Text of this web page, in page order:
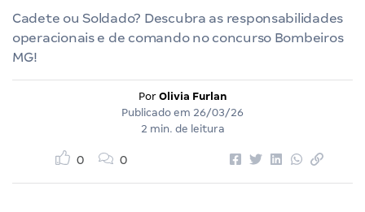
Cadete ou Soldado? Descubra as responsabilidades
operacionais e de comando no concurso Bombeiros
MG!
Por Olivia Furlan
Publicado em 26/03/26
2 min. de leitura
0 0